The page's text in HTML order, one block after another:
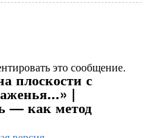
это сообщение.
плоскости с
|
— как метод